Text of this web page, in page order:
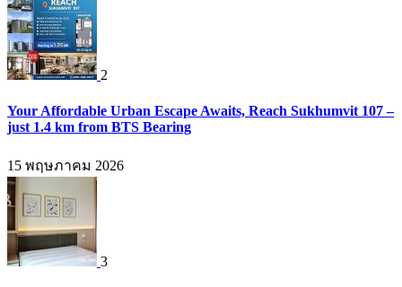
2
Your Affordable Urban Escape Awaits, Reach Sukhumvit 107 –
just 1.4 km from BTS Bearing
15 พฤษภาคม 2026
3